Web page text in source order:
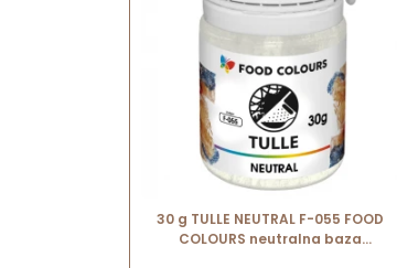
30 g TULLE NEUTRAL F-055 FOOD
COLOURS neutralna baza